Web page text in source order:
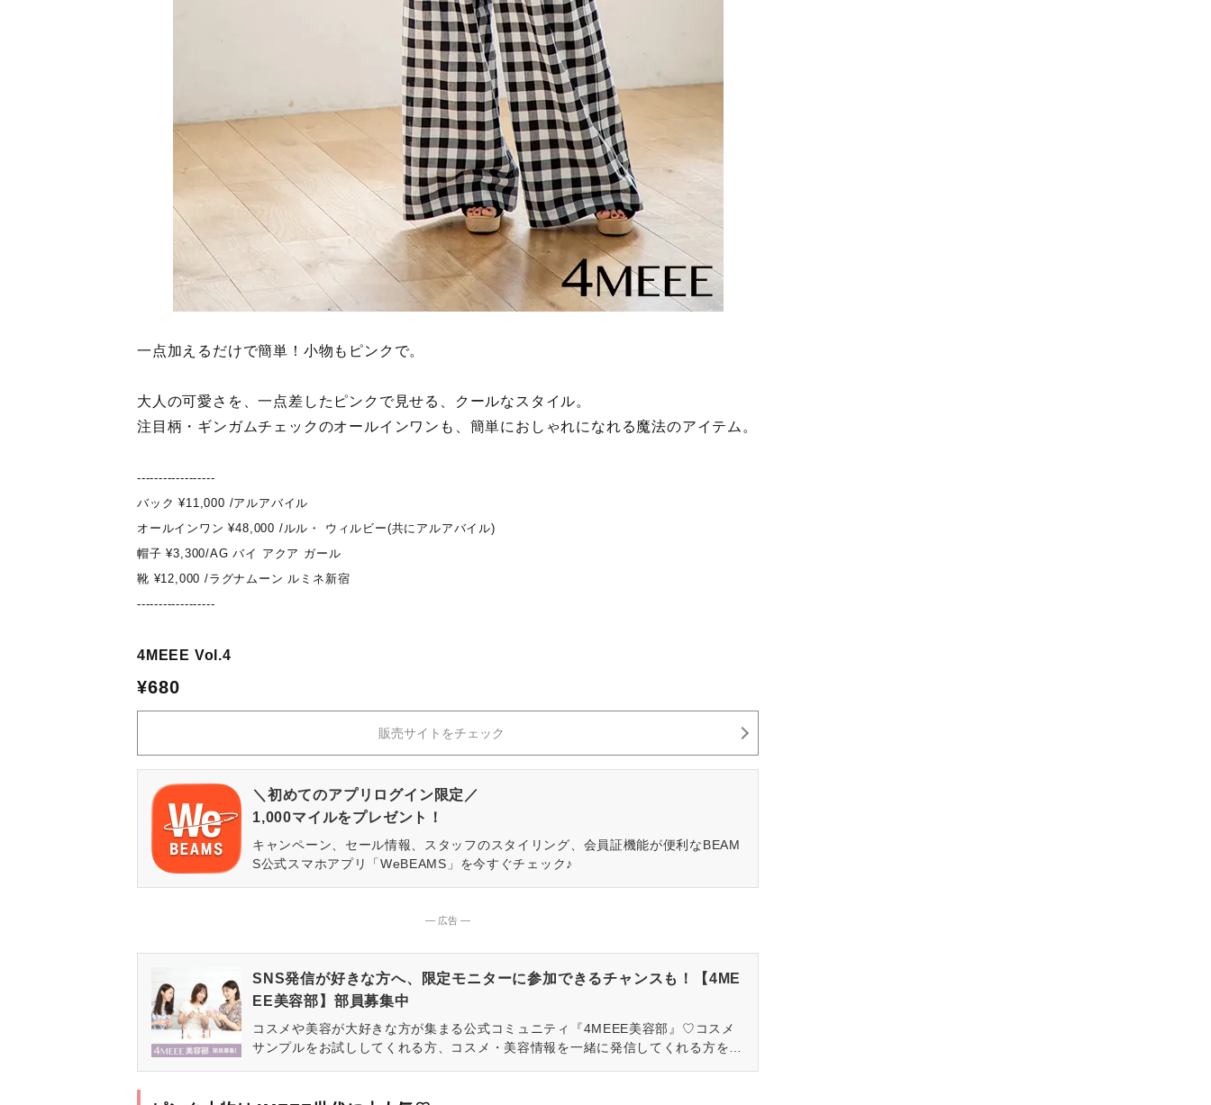
一点加えるだけで簡単！小物もピンクで。
大人の可愛さを、一点差したピンクで見せる、クールなスタイル。
注目柄・ギンガムチェックのオールインワンも、簡単におしゃれになれる魔法のアイテム。
------------------
バック ¥11,000 /アルアバイル
オールインワン ¥48,000 /ルル・ ウィルビー(共にアルアバイル)
帽子 ¥3,300/AG バイ アクア ガール
靴 ¥12,000 /ラグナムーン ルミネ新宿
------------------
4MEEE Vol.4
¥680
販売サイトをチェック
＼初めてのアプリログイン限定／
1,000マイルをプレゼント！
キャンペーン、セール情報、スタッフのスタイリング、会員証機能が便利なBEAM
S公式スマホアプリ「WeBEAMS」を今すぐチェック♪
― 広告 ―
SNS発信が好きな方へ、限定モニターに参加できるチャンスも！【4ME
EE美容部】部員募集中
コスメや美容が大好きな方が集まる公式コミュニティ『4MEEE美容部』♡コスメ
サンプルをお試ししてくれる方、コスメ・美容情報を一緒に発信してくれる方を募